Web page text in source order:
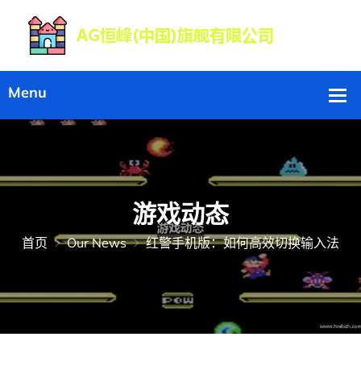
游戏动态
首页 Our News 红警手机版：如何高效切换输入法